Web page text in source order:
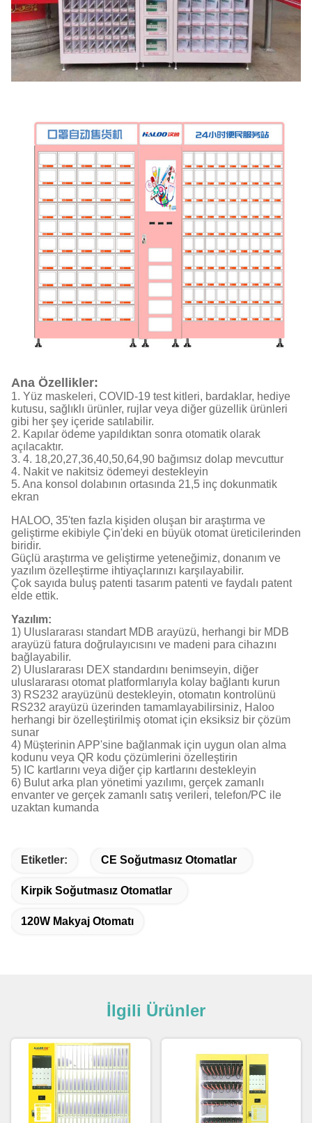
Ana Özellikler:
1. Yüz maskeleri, COVID-19 test kitleri, bardaklar, hediye
kutusu, sağlıklı ürünler, rujlar veya diğer güzellik ürünleri
gibi her şey içeride satılabilir.
2. Kapılar ödeme yapıldıktan sonra otomatik olarak
açılacaktır.
3. 4. 18,20,27,36,40,50,64,90 bağımsız dolap mevcuttur
4. Nakit ve nakitsiz ödemeyi destekleyin
5. Ana konsol dolabının ortasında 21,5 inç dokunmatik
ekran
HALOO, 35'ten fazla kişiden oluşan bir araştırma ve
geliştirme ekibiyle Çin'deki en büyük otomat üreticilerinden
biridir.
Güçlü araştırma ve geliştirme yeteneğimiz, donanım ve
yazılım özelleştirme ihtiyaçlarınızı karşılayabilir.
Çok sayıda buluş patenti tasarım patenti ve faydalı patent
elde ettik.
Yazılım:
1) Uluslararası standart MDB arayüzü, herhangi bir MDB
arayüzü fatura doğrulayıcısını ve madeni para cihazını
bağlayabilir.
2) Uluslararası DEX standardını benimseyin, diğer
uluslararası otomat platformlarıyla kolay bağlantı kurun
3) RS232 arayüzünü destekleyin, otomatın kontrolünü
RS232 arayüzü üzerinden tamamlayabilirsiniz, Haloo
herhangi bir özelleştirilmiş otomat için eksiksiz bir çözüm
sunar
4) Müşterinin APP'sine bağlanmak için uygun olan alma
kodunu veya QR kodu çözümlerini özelleştirin
5) IC kartlarını veya diğer çip kartlarını destekleyin
6) Bulut arka plan yönetimi yazılımı, gerçek zamanlı
envanter ve gerçek zamanlı satış verileri, telefon/PC ile
uzaktan kumanda
Etiketler: CE Soğutmasız Otomatlar
Kirpik Soğutmasız Otomatlar
120W Makyaj Otomatı
İlgili Ürünler